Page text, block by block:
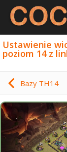
Ustawienie
poziom 14 z
Bazy TH14